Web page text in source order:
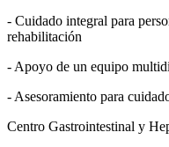
- Cuidado integral para
rehabilitación
- Apoyo de un equipo
- Asesoramiento para
Centro Gastrointestinal y